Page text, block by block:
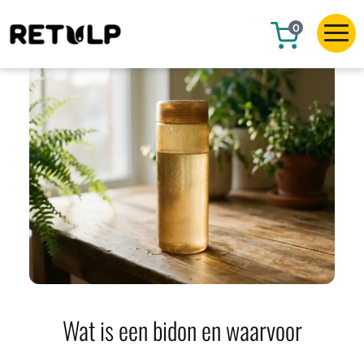
0
Wat is een bidon en waarvoor